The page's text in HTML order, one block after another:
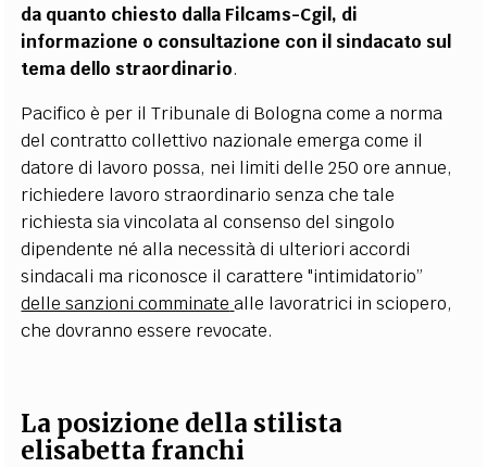
da quanto chiesto dalla Filcams-Cgil, di
informazione o consultazione con il sindacato sul
tema dello straordinario.
Pacifico è per il Tribunale di Bologna come a norma
del contratto collettivo nazionale emerga come il
datore di lavoro possa, nei limiti delle 250 ore annue,
richiedere lavoro straordinario senza che tale
richiesta sia vincolata al consenso del singolo
dipendente né alla necessità di ulteriori accordi
sindacali ma riconosce il carattere "intimidatorio”
delle sanzioni comminate alle lavoratrici in sciopero,
che dovranno essere revocate.
La posizione della stilista
elisabetta franchi